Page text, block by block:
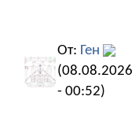
От: Ген
(08.08.2026
- 00:52)